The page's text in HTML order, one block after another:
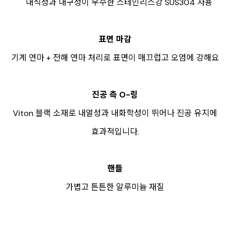
내식성과 내구성이 우수한 스테인리스강 SUS304 사용
표면 마감
기계 연마 + 전해 연마 처리로 표면이 매끄럽고 오염에 강해요
진공 측 O-링
Viton 블랙 소재로 내열성과 내화학성이 뛰어나 진공 유지에
효과적입니다.
핸들
가볍고 튼튼한 알루미늄 재질